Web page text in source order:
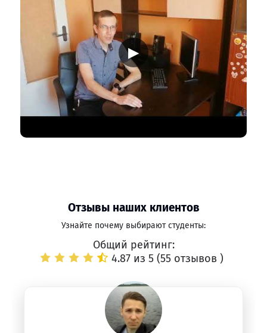
▶
Отзывы наших клиентов
Узнайте почему выбирают студенты:
Общий рейтинг:
4.87 из 5 (55 отзывов )